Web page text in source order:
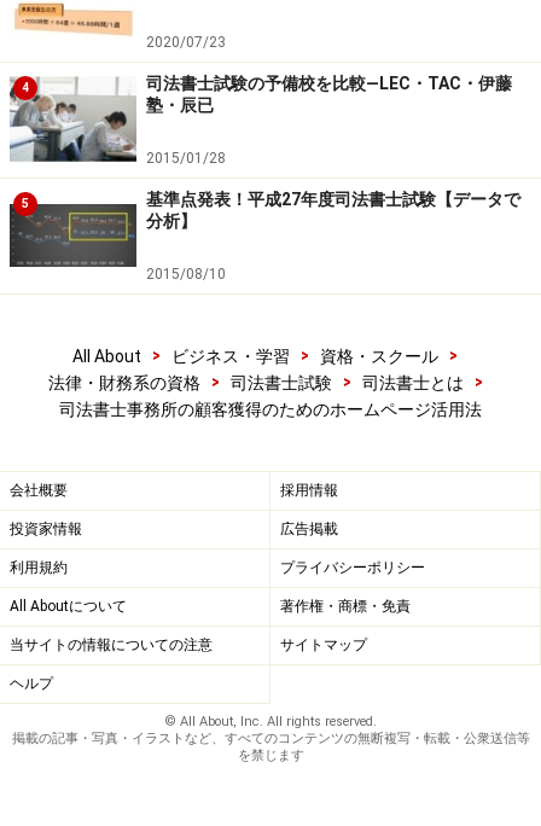
この「地域によっては」という点がポイントです。たと
えば、事務所が多く、SEO対策をしている事務所も多い
だろうと考えられる「司法書士 新宿区」「司法書士 横浜
市」などで上位表示させるには、SEOの最新知識を有し
ているか、SEO対策業者に依頼する必要があると思いま
す。
ところが競合地域を少し離れれば、事情がまったく変わ
り、神奈川の司法書士の知り合いが多いのですが、たと
えば、神奈川県内で「司法書士 横浜市」で上位表示させ
書士の先生は、ホームページを作っただけで「司法書士
◯◯市」で上位3位以内に表示されたそうです。地域に
よってかなり検索の上位表示の難易度が変わる印象で
す。
このように、司法書士業界の場合、ホームページは「ど
の地域の事務所か？」で大きく左右されると思われます
ので、ホームページによる集客を視野に入れるのであれ
ば、競合地域を避けて開業することをお勧めします。
2020/07/23
4
司法書士試験の予備校を比較―LEC・TAC・伊藤
塾・辰已
2015/01/28
5
基準点発表！平成27年度司法書士試験【データで
分析】
2015/08/10
All About > ビジネス・学習 > 資格・スクール
>
法律・財務系の資格
> 司法書士試験 > 司法書士とは
>
司法書士事務所の顧客獲得のためのホームページ活用法
会社概要 採用情報
投資家情報 広告掲載
利用規約 プライバシーポリシー
All Aboutについて 著作権・商標・免責
当サイトの情報についての注意 サイトマップ
ヘルプ
© All About, Inc. All rights reserved.
掲載の記事・写真・イラストなど、すべてのコンテンツの無断複写・転載・公衆送信等
を禁じます